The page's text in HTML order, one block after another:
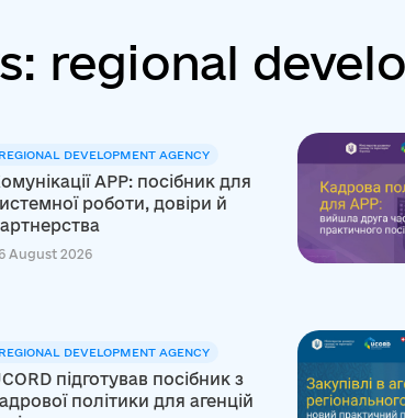
regional
REGIONAL DEVELOPMENT AGENCY
АРР: посібник для
роботи, довіри й
August 2026
REGIONAL DEVELOPMENT AGENCY
підготував посібник з
політики для агенцій